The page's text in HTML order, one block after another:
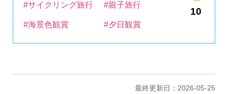
10
#サイクリング旅行 #親子旅行
#海景色観賞 #夕日観賞
最終更新日：2026-05-25